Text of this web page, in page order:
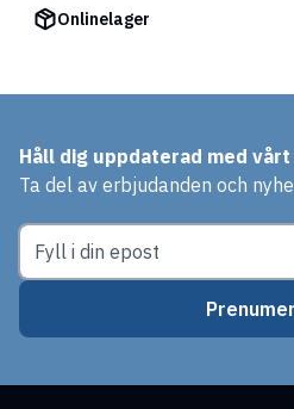
Onlinelager
Håll dig uppdaterad med
Ta del av erbjudanden och